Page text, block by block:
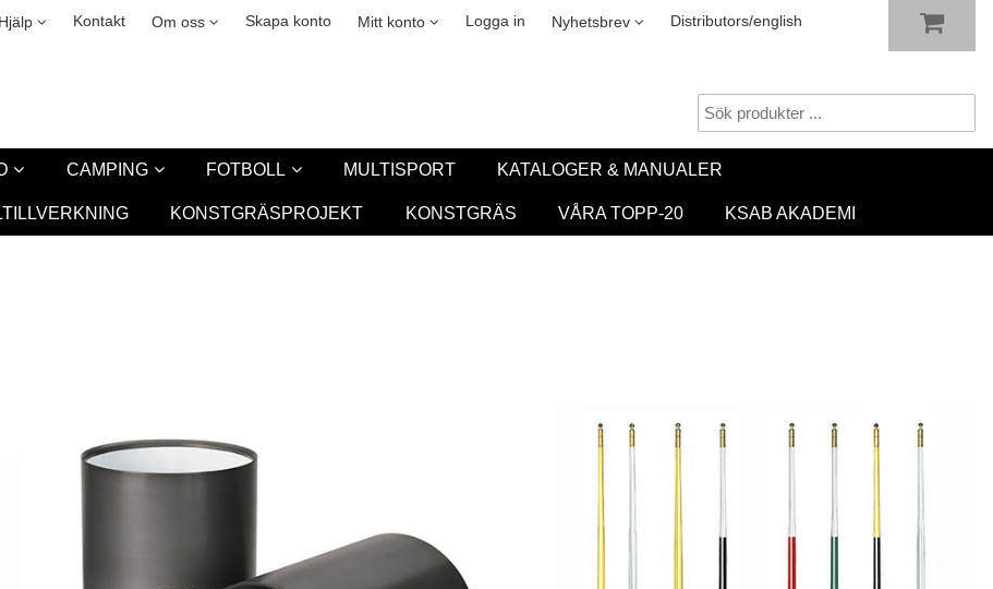
Hjälp Kontakt Om oss
Leasing Skapa konto Mitt konto Logga in Nyhetsbrev
Newsletter Distributors/english
CAMPING FOTBOLL MULTISPORT KATALOGER & MANUALER
KONSTGRÄSPROJEKT KONSTGRÄS VÅRA TOPP-20 KSAB AKADEMI